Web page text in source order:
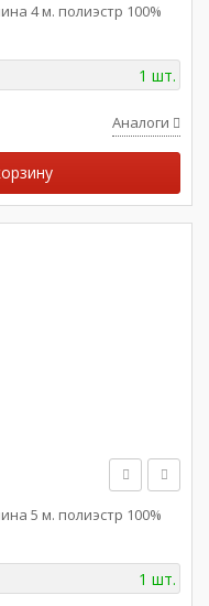
4 м. полиэстр 100%
1 шт.
Аналоги
5 м. полиэстр 100%
1 шт.